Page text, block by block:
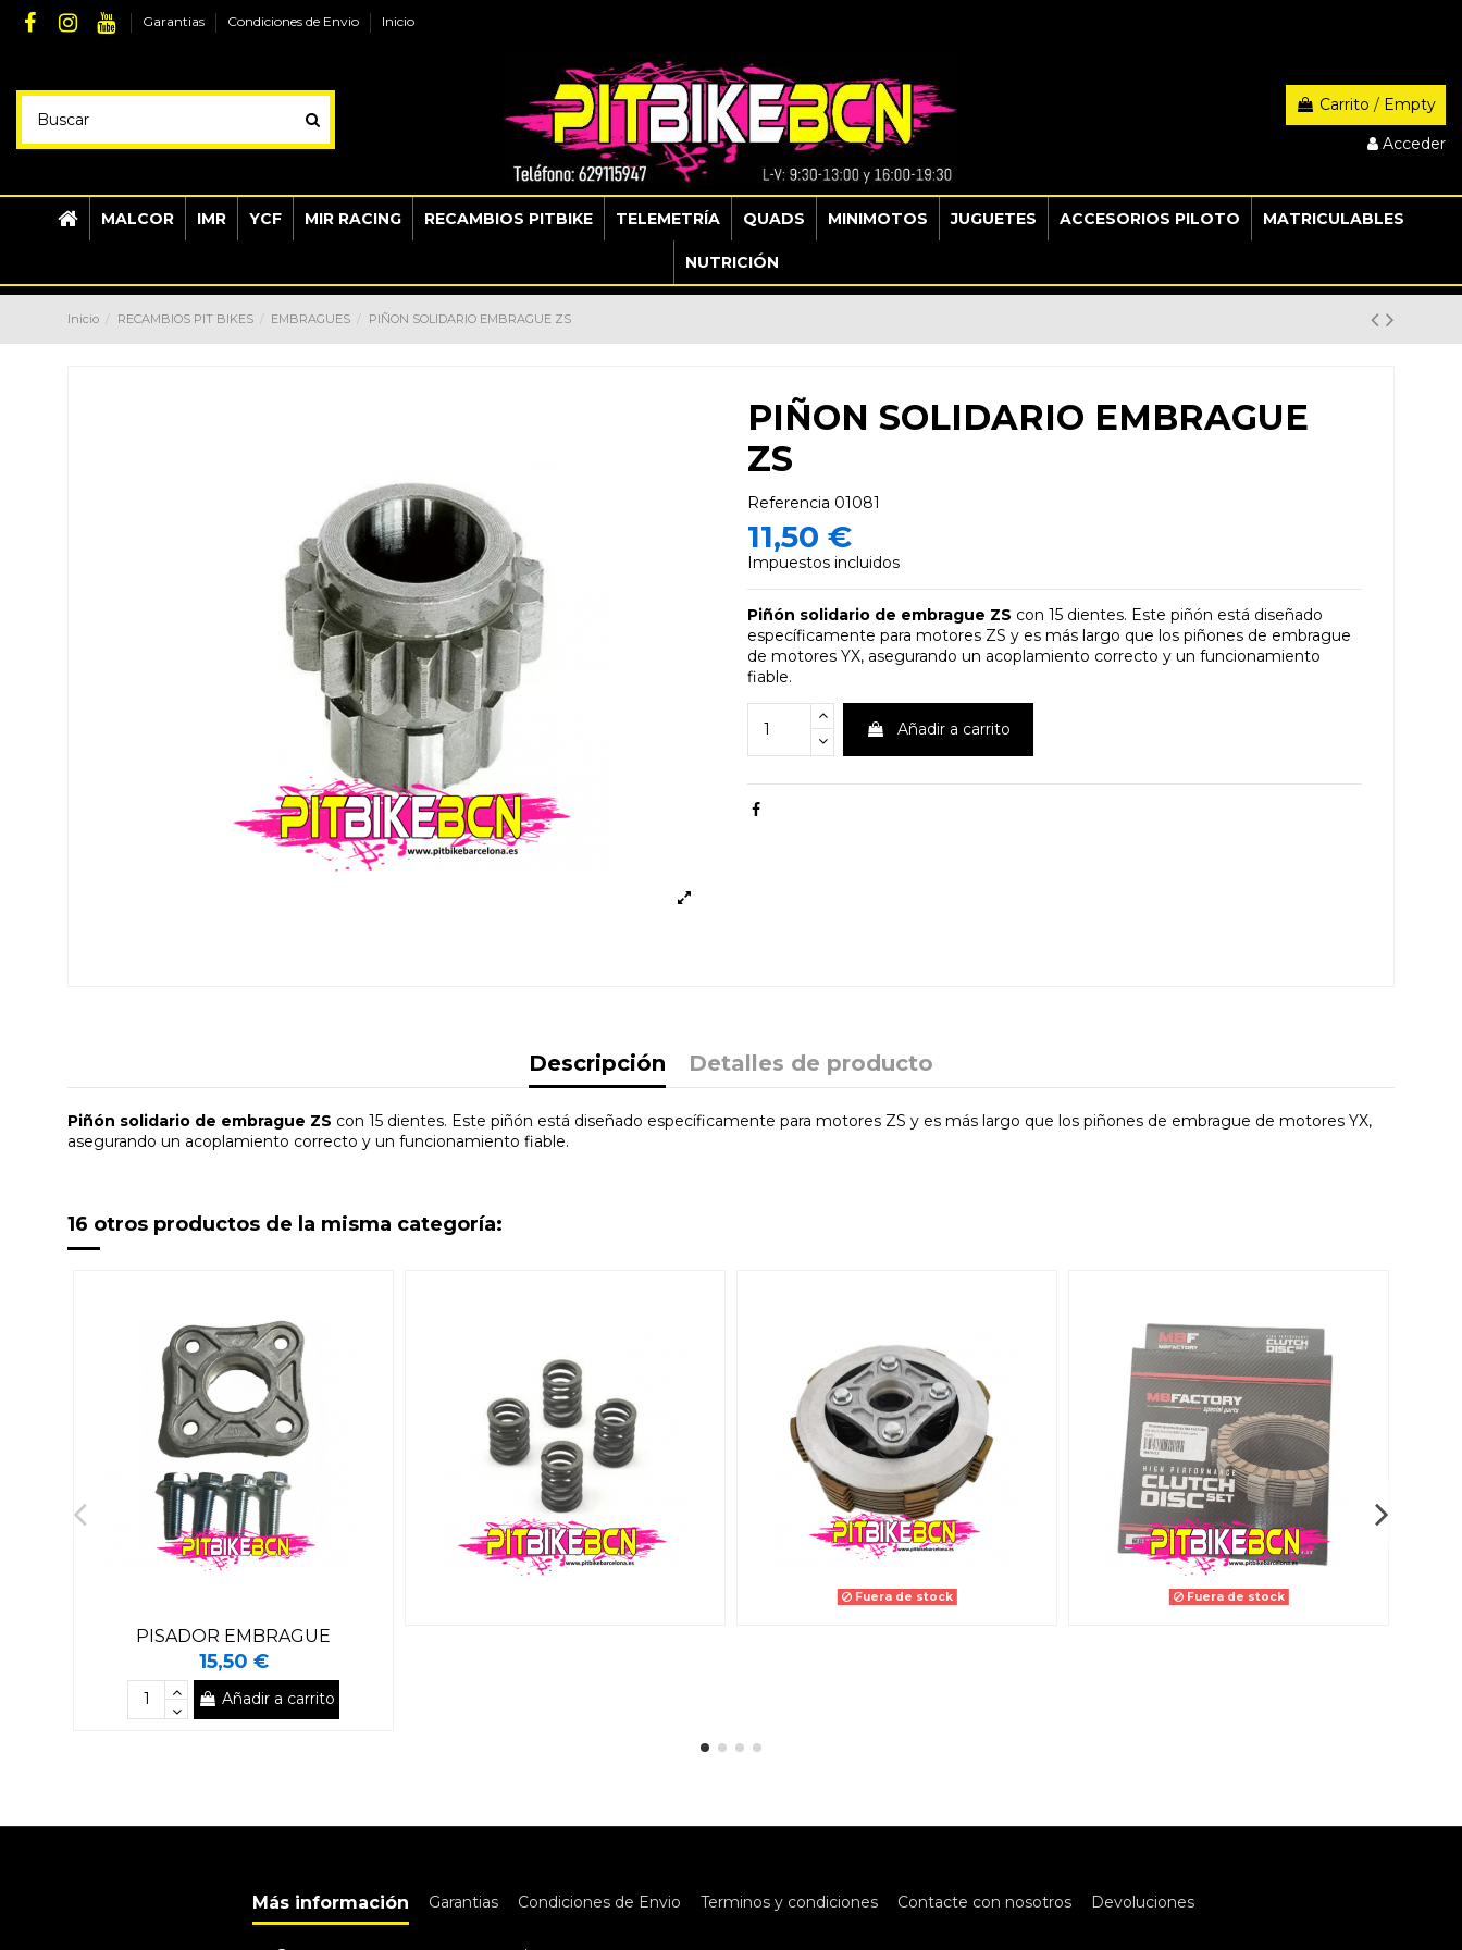
Garantias Condiciones de Envio Inicio
Carrito / Empty
Acceder
MALCOR IMR YCF MIR RACING RECAMBIOS PITBIKE TELEMETRÍA QUADS MINIMOTOS JUGUETES ACCESORIOS PILOTO MATRICULABLES
NUTRICIÓN
Inicio RECAMBIOS PIT BIKES EMBRAGUES PIÑON SOLIDARIO EMBRAGUE ZS
PIÑON SOLIDARIO EMBRAGUE
ZS
Referencia 01081
11,50 €
Impuestos incluidos
Piñón solidario de embrague ZS con 15 dientes. Este piñón está diseñado
específicamente para motores ZS y es más largo que los piñones de embrague
de motores YX, asegurando un acoplamiento correcto y un funcionamiento
fiable.
Añadir a carrito
Descripción Detalles de producto
Piñón solidario de embrague ZS con 15 dientes. Este piñón está diseñado específicamente para motores ZS y es más largo que los piñones de embrague de motores YX,
asegurando un acoplamiento correcto y un funcionamiento fiable.
16 otros productos de la misma categoría:
PISADOR EMBRAGUE
15,50 €
Añadir a carrito
Fuera de stock Fuera de stock
Más información Garantias Condiciones de Envio Terminos y condiciones Contacte con nosotros Devoluciones